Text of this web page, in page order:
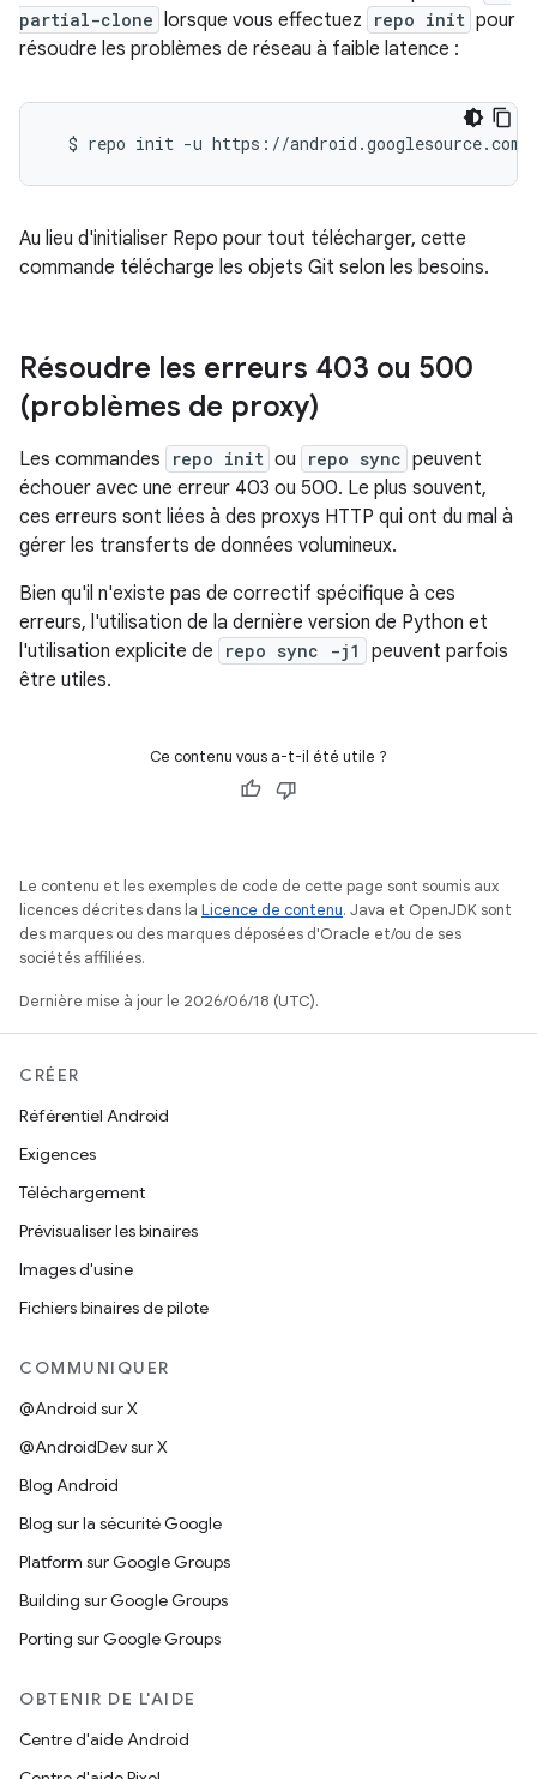
partial-clone lorsque vous effectuez repo init pour
résoudre les problèmes de réseau à faible latence :
$ repo init -u https://
Au lieu d'initialiser Repo pour tout télécharger, cette
commande télécharge les objets Git selon les besoins.
Résoudre les erreurs 403 ou 500
(problèmes de proxy)
Les commandes repo init ou repo sync peuvent
échouer avec une erreur 403 ou 500. Le plus souvent,
ces erreurs sont liées à des proxys HTTP qui ont du mal à
gérer les transferts de données volumineux.
Bien qu'il n'existe pas de correctif spécifique à ces
erreurs, l'utilisation de la dernière version de Python et
l'utilisation explicite de
repo sync -j1
peuvent parfois
être utiles.
Ce contenu vous a-t-il été utile ?
Le contenu et les exemples de code de cette page sont soumis aux
licences décrites dans la Licence de contenu. Java et OpenJDK sont
des marques ou des marques déposées d'Oracle et/ou de ses
sociétés affiliées.
Dernière mise à jour le 2026/06/18 (UTC).
CRÉER
Référentiel Android
Exigences
Téléchargement
Prévisualiser les binaires
Images d'usine
Fichiers binaires de pilote
COMMUNIQUER
@Android sur X
@AndroidDev sur X
Blog Android
Blog sur la sécurité Google
Platform sur Google Groups
Building sur Google Groups
Porting sur Google Groups
OBTENIR DE L'AIDE
Centre d'aide Android